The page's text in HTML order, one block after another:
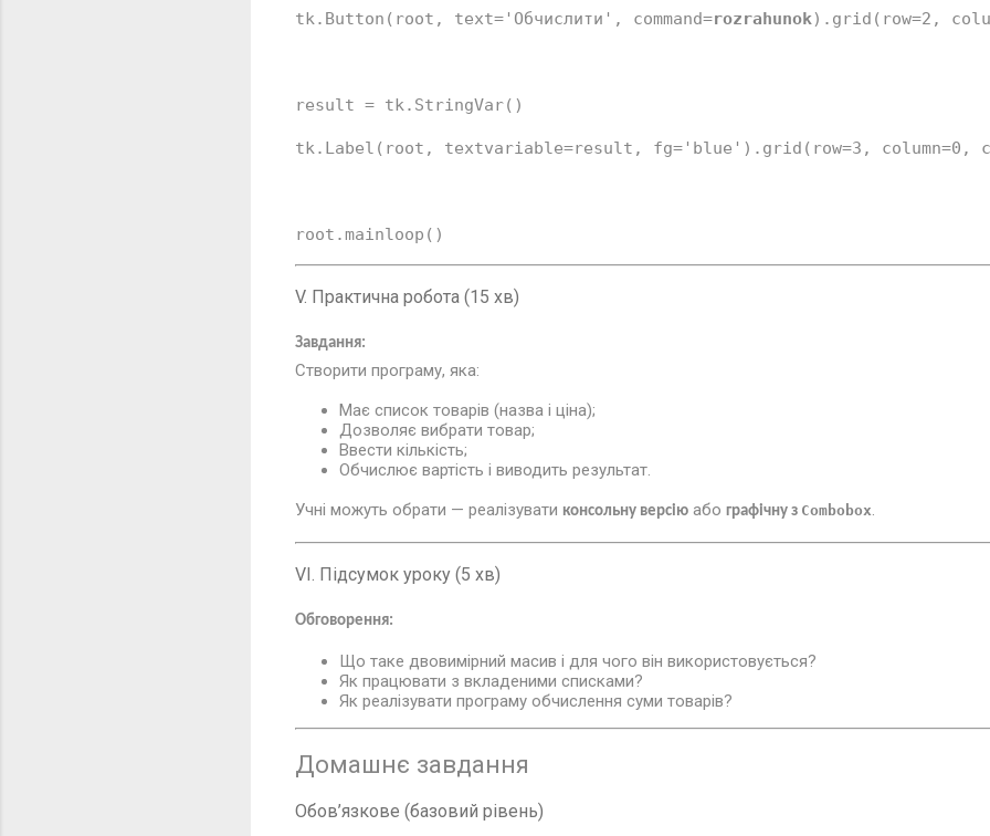
tk.Button(root, text= 'Обчислити' , command=rozrahunok).grid(row=2 ,
result = tk.StringVar()
tk.Label(root, textvariable=result, fg= 'blue' ).grid(row=3 , column=0 ,
root.mainloop()
V. Практична робота (15 хв)
Завдання:
Створити програму, яка:
Має список товарів (назва і ціна);
Дозволяє вибрати товар;
Ввести кількість;
Обчислює вартість і виводить результат.
Учні можуть обрати — реалізувати консольну версію або графічну з Combobox.
VI. Підсумок уроку (5 хв)
Обговорення:
Що таке двовимірний масив і для чого він використовується?
Як працювати з вкладеними списками?
Як реалізувати програму обчислення суми товарів?
Домашнє завдання
Обов’язкове (базовий рівень)